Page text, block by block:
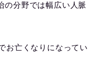
の分野では幅広い人脈
お亡くなりになってい